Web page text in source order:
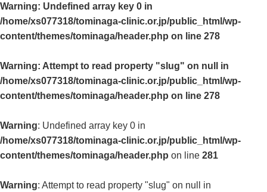
Warning: Undefined array key 0 in
/home/xs077318/tominaga-clinic.or.jp/public_html/wp-
content/themes/tominaga/header.php on line 278
Warning: Attempt to read property "slug" on null in
/home/xs077318/tominaga-clinic.or.jp/public_html/wp-
content/themes/tominaga/header.php on line 278
Warning: Undefined array key 0 in
/home/xs077318/tominaga-clinic.or.jp/public_html/wp-
content/themes/tominaga/header.php on line 281
Warning: Attempt to read property "slug" on null in